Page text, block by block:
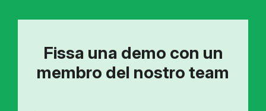
Fissa una demo con un
membro del nostro team